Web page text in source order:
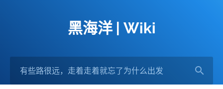
黑海洋 | Wiki